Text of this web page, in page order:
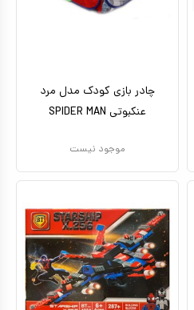
چادر بازی کودک مدل مرد
عنکبوتی SPIDER MAN
موجود نیست